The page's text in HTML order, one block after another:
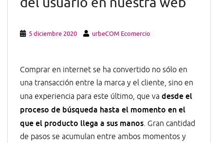
5 diciembre 2020 urbeCOM Ecomercio
Comprar en internet se ha convertido no sólo en
una transacción entre la marca y el cliente, sino en
una experiencia para este último, que va desde el
proceso de búsqueda hasta el momento en el
que el producto llega a sus manos. Gran cantidad
de pasos se acumulan entre ambos momentos y